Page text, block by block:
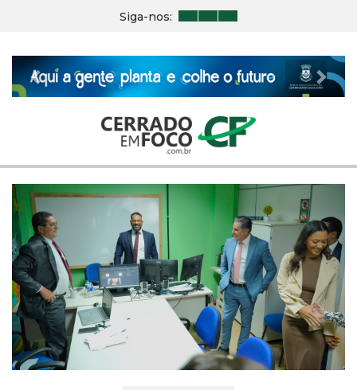
Siga-nos:
Previous Next